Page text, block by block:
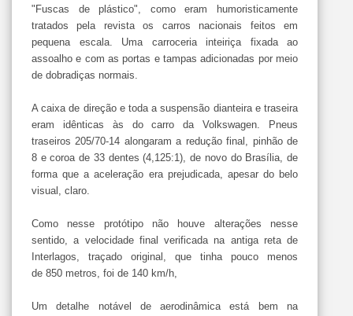
"Fuscas de plástico", como eram humoristicamente
tratados pela revista os carros nacionais feitos em
pequena escala. Uma carroceria inteiriça fixada ao
assoalho e com as portas e tampas adicionadas por meio
de dobradiças normais.
A caixa de direção e toda a suspensão dianteira e traseira
eram idênticas às do carro da Volkswagen. Pneus
traseiros 205/70-14 alongaram a redução final, pinhão de
8 e coroa de 33 dentes (4,125:1), de novo do Brasília, de
forma que a aceleração era prejudicada, apesar do belo
visual, claro.
Como nesse protótipo não houve alterações nesse
sentido, a velocidade final verificada na antiga reta de
Interlagos, traçado original, que tinha pouco menos
de 850 metros, foi de 140 km/h,
Um detalhe notável de aerodinâmica está bem na